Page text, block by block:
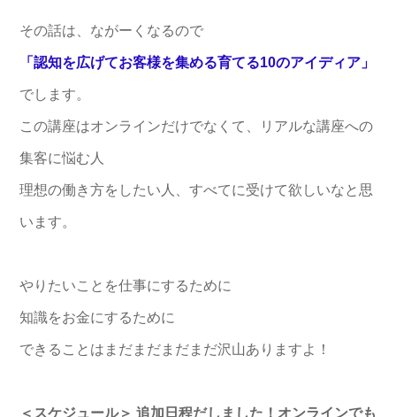
その話は、ながーくなるので
「認知を広げてお客様を集める育てる10のアイディア」
でします。
この講座はオンラインだけでなくて、リアルな講座への
集客に悩む人
理想の働き方をしたい人、すべてに受けて欲しいなと思
います。
やりたいことを仕事にするために
知識をお金にするために
できることはまだまだまだまだ沢山ありますよ！
＜スケジュール＞ 追加日程だしました！オンラインでも